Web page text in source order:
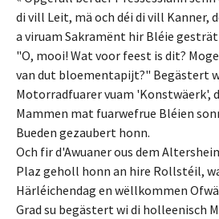
di vill Leit, mä och déi di vill Kanner,
a viruam Sakramënt hir Bléie
"O, mooi! Wat voor feest is dit?
van dut bloementapijt?" Begästert
Motorradfuarer vuam 'Konstwäerk',
Mammen mat fuarwefrue Bléien
Bueden gezaubert honn.
Och fir d'Awuaner ous dem
Plaz geholl honn an hire Rollstéil,
Härléichendag en wëllkommen
Grad su begästert wi di holleenisch